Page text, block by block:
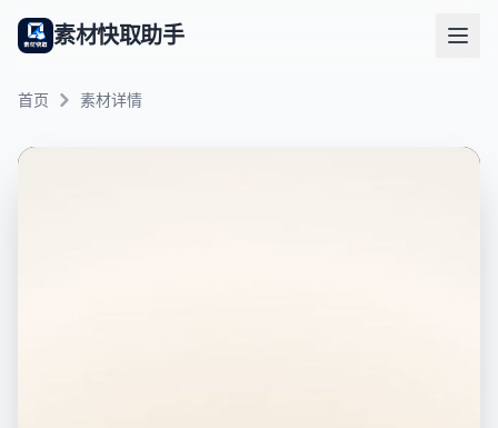
素材快取助手
首页 素材详情